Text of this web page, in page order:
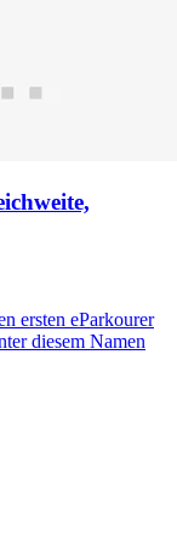
ersten eParkourer
diesem Namen